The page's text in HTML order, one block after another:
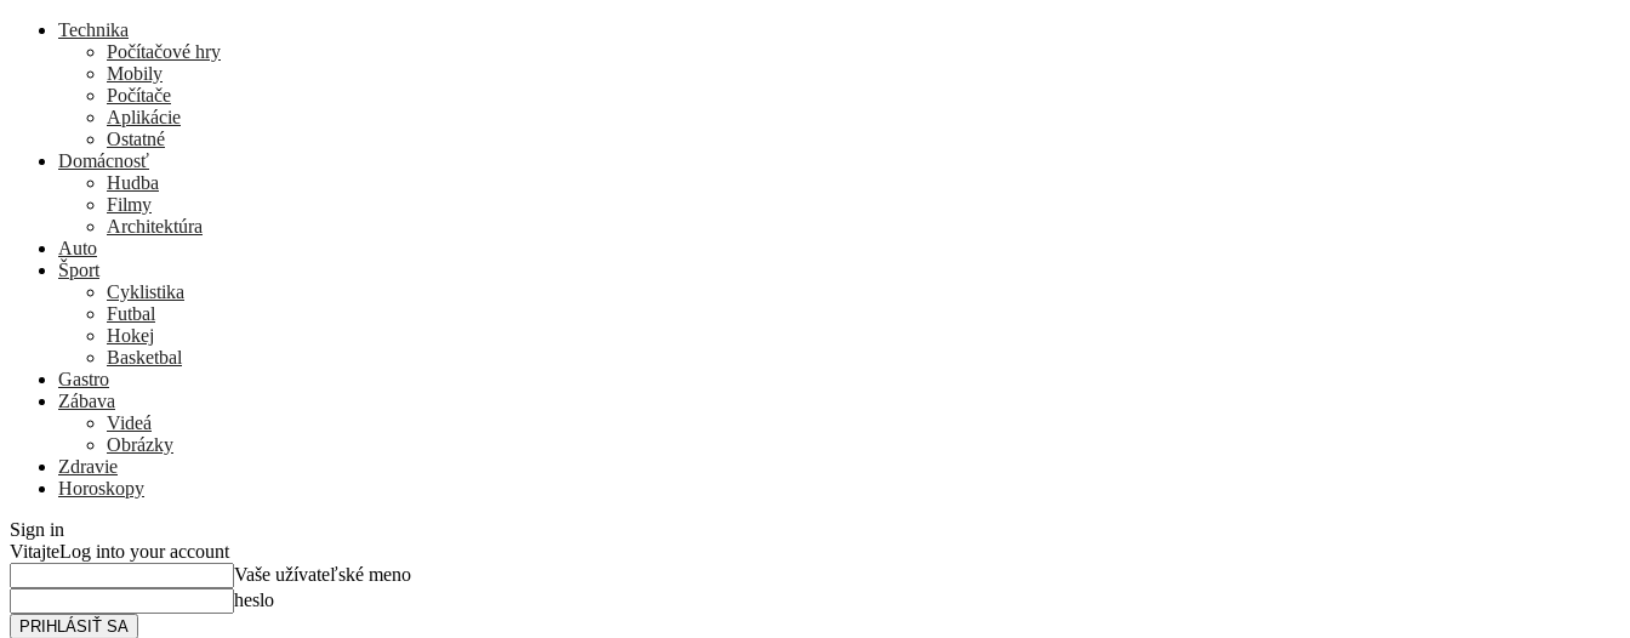
Technika
Počítačové hry
Mobily
Počítače
Aplikácie
Ostatné
Domácnosť
Hudba
Filmy
Architektúra
Auto
Šport
Cyklistika
Futbal
Hokej
Basketbal
Gastro
Zábava
Videá
Obrázky
Zdravie
Horoskopy
Sign in
VitajteLog into your account
Vaše užívateľské meno
heslo